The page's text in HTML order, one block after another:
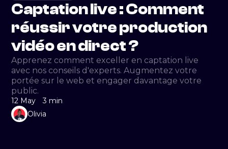
Captation live : Comment
réussir votre production
vidéo en direct ?
Apprenez comment exceller en captation live
avec nos conseils d'experts. Augmentez votre
portée sur le web et engager davantage votre
public.
12 May
3 min
Olivia